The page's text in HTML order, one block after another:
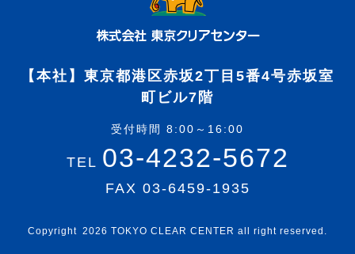
【本社】東京都港区赤坂2丁目5番4号赤坂室
町ビル7階
受付時間 8:00～16:00
TEL 03-4232-5672
FAX 03-6459-1935
Copyright 2026 TOKYO CLEAR CENTER all right reserved.